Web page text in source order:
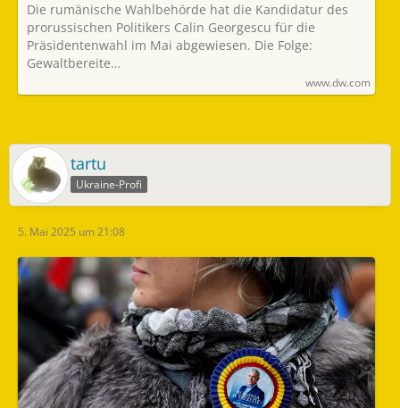
Die rumänische Wahlbehörde hat die Kandidatur des
prorussischen Politikers Calin Georgescu für die
Präsidentenwahl im Mai abgewiesen. Die Folge:
Gewaltbereite…
www.dw.com
tartu
Ukraine-Profi
5. Mai 2025 um 21:08